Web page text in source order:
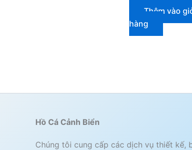
Thêm vào
hàng
Hồ Cá Cảnh Biển
Chúng tôi cung cấp các dịch vụ thiết kế,